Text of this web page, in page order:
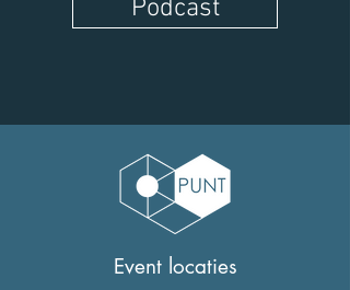
Podcast
Event locaties